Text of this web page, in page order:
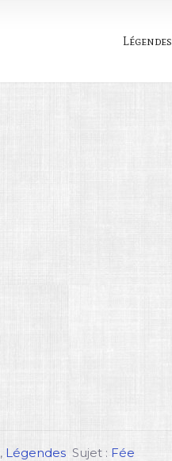
Légendes
, Légendes Sujet : Fée